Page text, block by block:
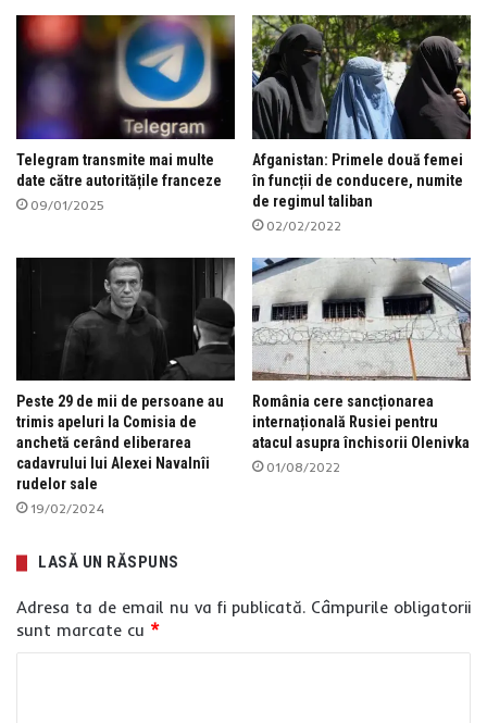
Telegram transmite mai multe
date către autoritățile franceze
09/01/2025
Afganistan: Primele două femei
în funcții de conducere, numite
de regimul taliban
02/02/2022
Peste 29 de mii de persoane au
trimis apeluri la Comisia de
anchetă cerând eliberarea
cadavrului lui Alexei Navalnîi
rudelor sale
19/02/2024
România cere sancționarea
internațională Rusiei pentru
atacul asupra închisorii Olenivka
01/08/2022
LASĂ UN RĂSPUNS
Adresa ta de email nu va fi publicată. Câmpurile obligatorii
sunt marcate cu *